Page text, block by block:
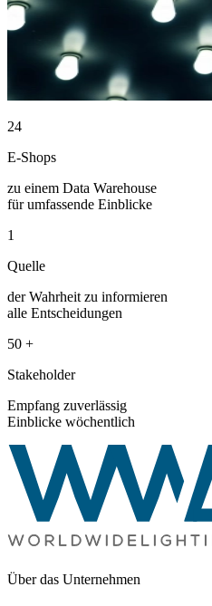
24
E-Shops
zu einem Data Warehouse
für umfassende Einblicke
1
Quelle
der Wahrheit zu informieren
alle Entscheidungen
50 +
Stakeholder
Empfang zuverlässig
Einblicke wöchentlich
Über das Unternehmen